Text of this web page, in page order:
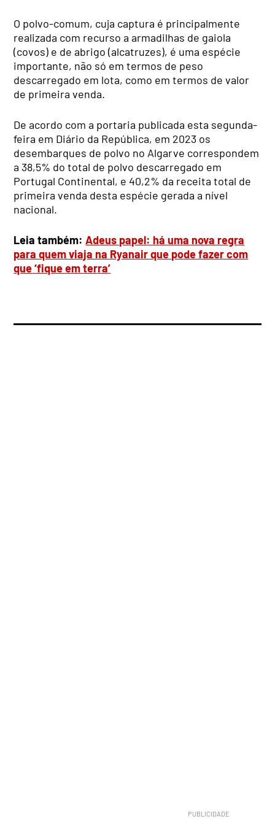
O polvo-comum, cuja captura é principalmente
realizada com recurso a armadilhas de gaiola
(covos) e de abrigo (alcatruzes), é uma espécie
importante, não só em termos de peso
descarregado em lota, como em termos de valor
de primeira venda.
De acordo com a portaria publicada esta segunda-
feira em Diário da República, em 2023 os
desembarques de polvo no Algarve correspondem
a 38,5% do total de polvo descarregado em
Portugal Continental, e 40,2% da receita total de
primeira venda desta espécie gerada a nível
nacional.
Leia também:Adeus papel: há uma nova regra
para quem viaja na Ryanair que pode fazer com
que ‘fique em terra’